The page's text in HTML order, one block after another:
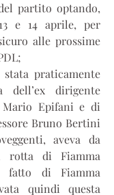
partito optando,
e 14 aprile, per
alle prossime
praticamente
dell’ex dirigente
Mario Epifani e di
Bruno Bertini
aveva da
rotta di Fiamma
fatto di Fiamma
quindi questa